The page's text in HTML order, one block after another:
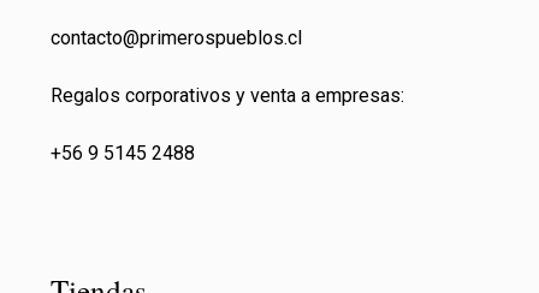
contacto@primerospueblos.cl
Regalos corporativos y venta a empresas:
+56 9 5145 2488